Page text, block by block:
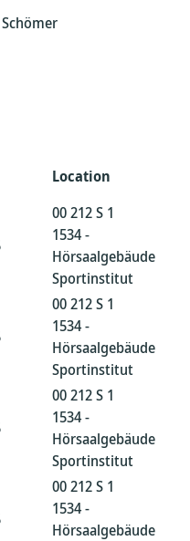
Location
00 212 S 1
1534 -
Hörsaalgebäude
Sportinstitut
00 212 S 1
1534 -
Hörsaalgebäude
Sportinstitut
00 212 S 1
1534 -
Hörsaalgebäude
Sportinstitut
00 212 S 1
1534 -
Hörsaalgebäude